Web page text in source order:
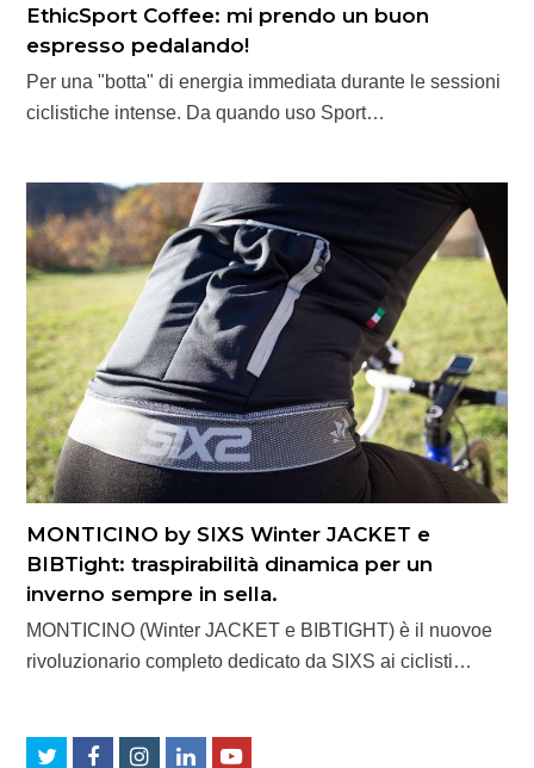
EthicSport Coffee: mi prendo un buon
espresso pedalando!
Per una "botta" di energia immediata durante le sessioni
ciclistiche intense. Da quando uso Sport…
MONTICINO by SIXS Winter JACKET e
BIBTight: traspirabilità dinamica per un
inverno sempre in sella.
MONTICINO (Winter JACKET e BIBTIGHT) è il nuovoe
rivoluzionario completo dedicato da SIXS ai ciclisti…
TwitterFacebookInstagram
LinkedInYoutube